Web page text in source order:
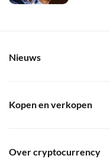
Nieuws
Kopen en verkopen
Over cryptocurrency